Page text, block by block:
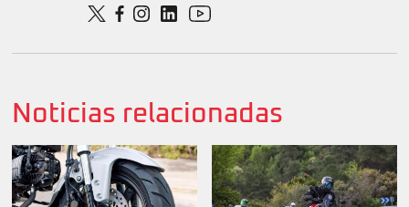
Noticias relacionadas